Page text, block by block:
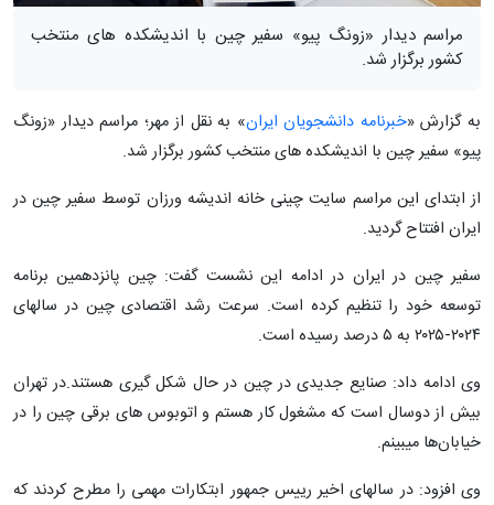
مراسم دیدار «زونگ پیو» سفیر چین با اندیشکده های منتخب
کشور برگزار شد.
به گزارش «خبرنامه دانشجویان ایران» به نقل از مهر؛ مراسم دیدار «زونگ
پیو» سفیر چین با اندیشکده های منتخب کشور برگزار شد.
از ابتدای این مراسم سایت چینی خانه اندیشه ورزان توسط سفیر چین در
ایران افتتاح گردید.
سفیر چین در ایران در ادامه این نشست گفت: چین پانزدهمین برنامه
توسعه خود را تنظیم کرده است. سرعت رشد اقتصادی چین در سالهای
۲۰۲۴-۲۰۲۵ به ۵ درصد رسیده است.
وی ادامه داد: صنایع جدیدی در چین در حال شکل گیری هستند.در تهران
بیش از دوسال است که مشغول کار هستم و اتوبوس های برقی چین را در
خیابان‌ها میبینم.
وی افزود: در سالهای اخیر رییس جمهور ابتکارات مهمی را مطرح کردند که